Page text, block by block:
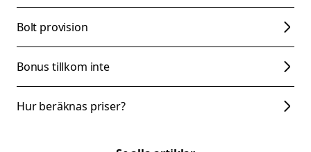
Bolt provision
Bonus tillkom inte
Hur beräknas priser?